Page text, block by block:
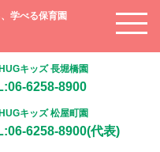
学べる保育園
HUGキッズ 長堀橋園
6258-8900
HUGキッズ 松屋町園
6258-8900(代表)